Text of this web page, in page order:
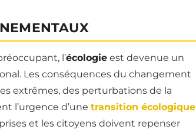
l’écologie est devenue un
Les conséquences du changement
extrêmes, des perturbations de la
l’urgence d’une transition écologique
et les citoyens doivent repenser